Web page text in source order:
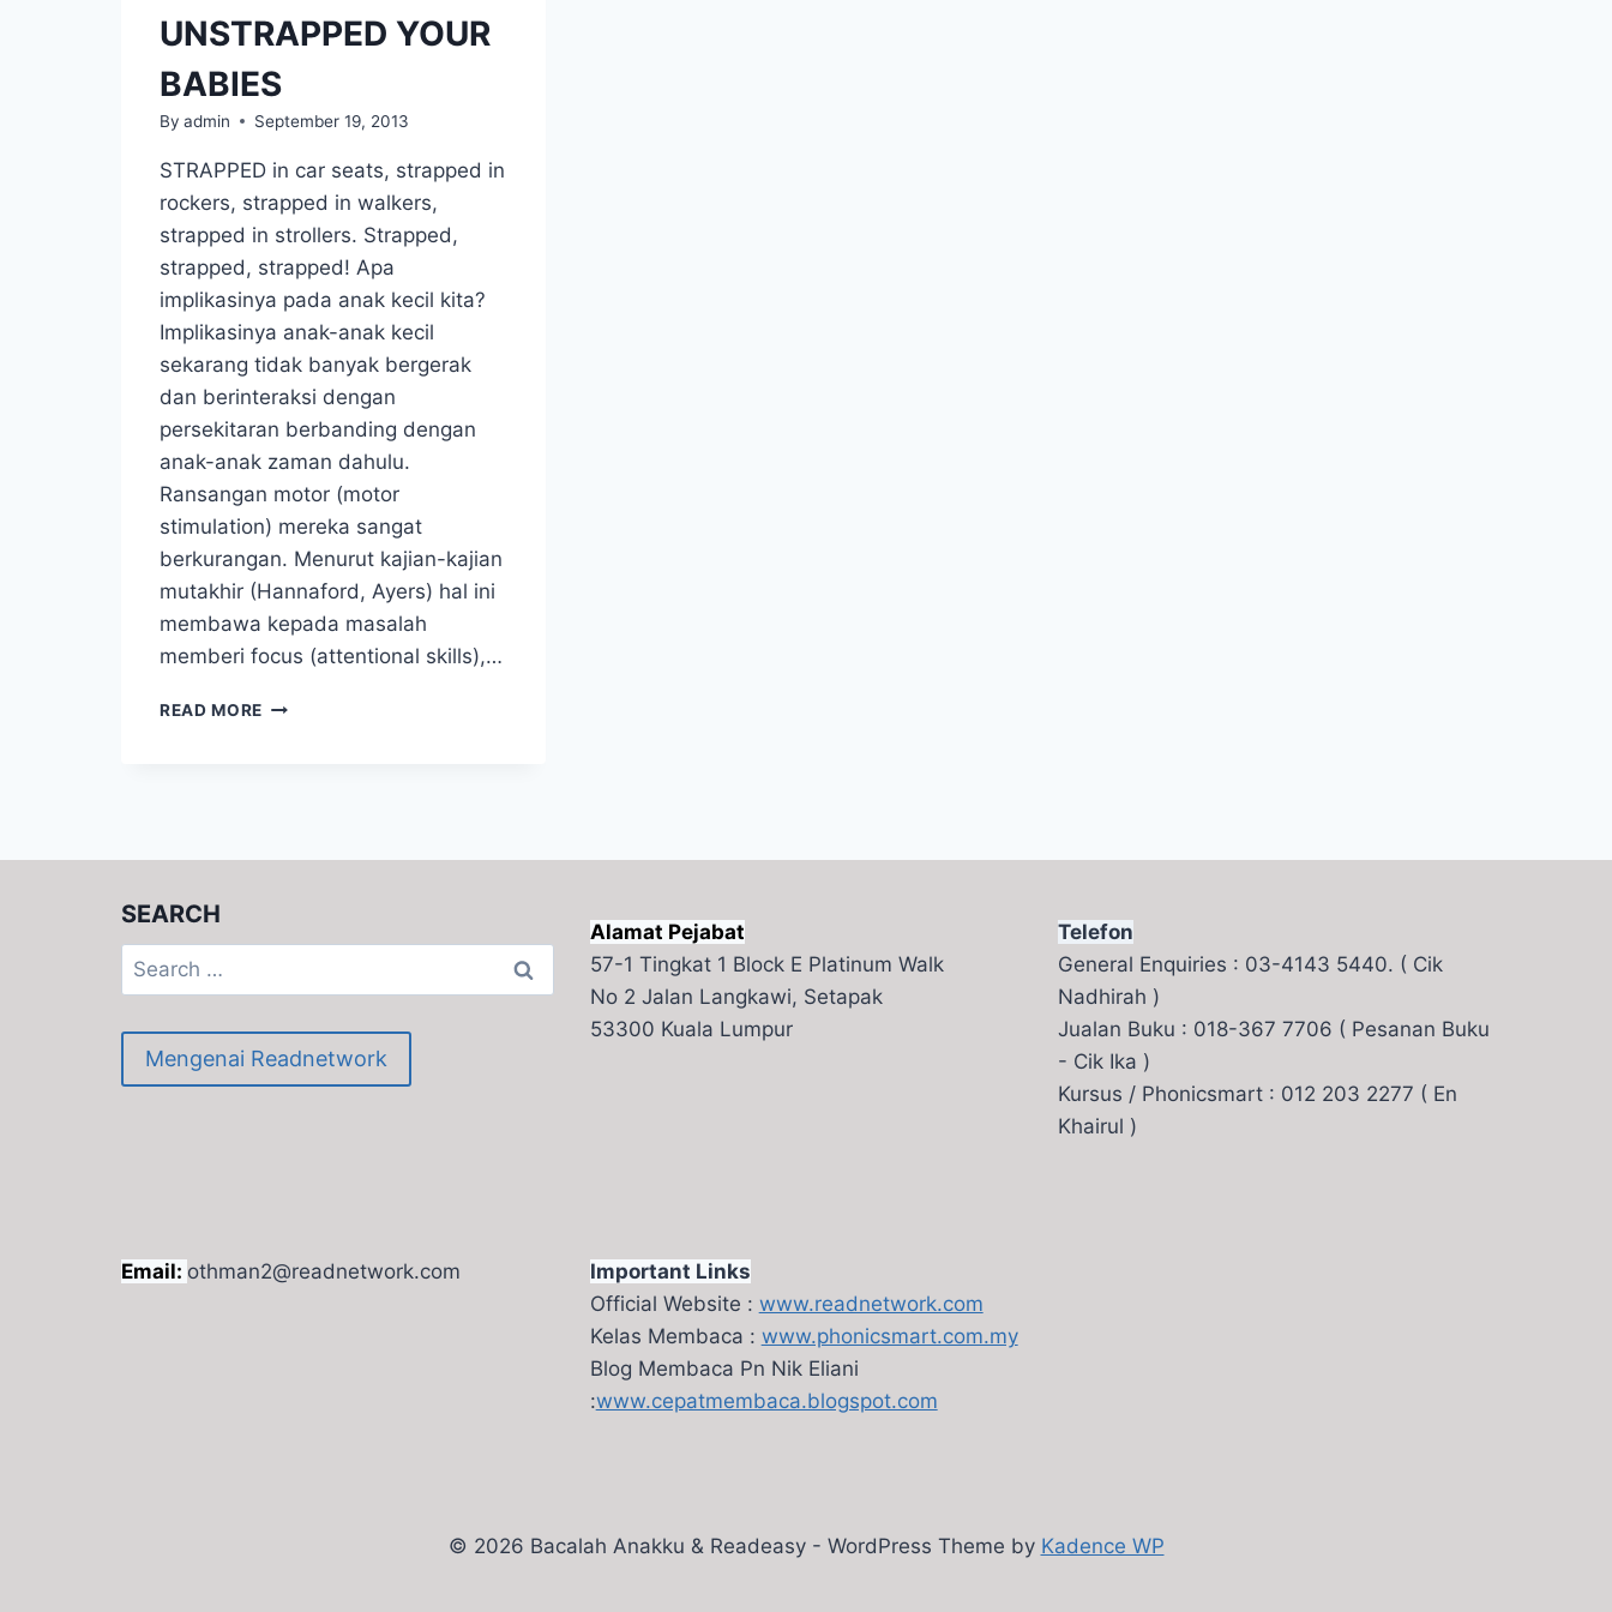
UNSTRAPPED YOUR
BABIES
By admin September 19, 2013
STRAPPED in car seats, strapped in
rockers, strapped in walkers,
strapped in strollers. Strapped,
strapped, strapped! Apa
implikasinya pada anak kecil kita?
Implikasinya anak-anak kecil
sekarang tidak banyak bergerak
dan berinteraksi dengan
persekitaran berbanding dengan
anak-anak zaman dahulu.
Ransangan motor (motor
stimulation) mereka sangat
berkurangan. Menurut kajian-kajian
mutakhir (Hannaford, Ayers) hal ini
membawa kepada masalah
memberi focus (attentional skills),…
READ MORE UNSTRAPPED
SEARCH
Search
for:
Mengenai Readnetwork
Alamat Pejabat
57-1 Tingkat 1 Block E Platinum Walk
No 2 Jalan Langkawi, Setapak
53300 Kuala Lumpur
Telefon
General Enquiries : 03-4143 5440. ( Cik
Nadhirah )
Jualan Buku : 018-367 7706 ( Pesanan Buku
- Cik Ika )
Kursus / Phonicsmart : 012 203 2277 ( En
Khairul )
Email: othman2@readnetwork.com
Important Links
Official Website : www.readnetwork.com
Kelas Membaca : www.phonicsmart.com.my
Blog Membaca Pn Nik Eliani
:www.cepatmembaca.blogspot.com
© 2026 Bacalah Anakku & Readeasy - WordPress Theme by Kadence WP